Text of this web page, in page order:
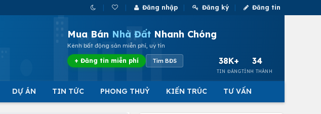
Đăng nhập Đăng ký Đăng tin
Mua Bán Nhà Đất Nhanh Chóng
Kênh bất động sản miễn phí, uy tín
+ Đăng tin miễn phí Tìm BĐS 38K+
TIN ĐĂNG
34
TỈNH THÀNH
DỰ ÁN TIN TỨC PHONG THUỶ KIẾN TRÚC TƯ VẤN